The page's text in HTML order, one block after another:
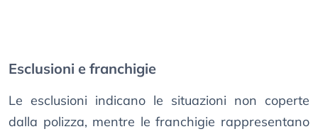
Esclusioni e franchigie
Le esclusioni indicano le situazioni non coperte
dalla polizza, mentre le franchigie rappresentano